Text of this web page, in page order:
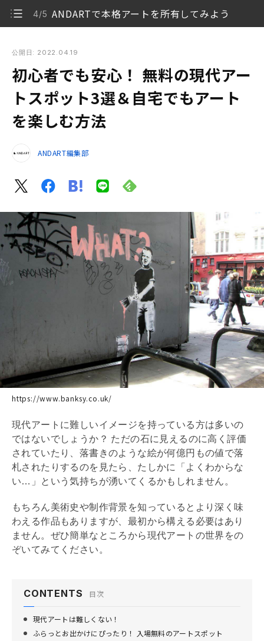
4/5 ANDARTで本格アートを所有してみよう
ートを楽しむ方法
1/5 現代アートは難しくない！
ふらっとお出かけにぴったり！ 入場無料のアートス
ポット
3/5
公開日: 2022.04.19
初心者でも安心！ 無料の現代アー
トスポット3選＆自宅でもアート
を楽しむ方法
ANDART編集部
https://www.banksy.co.uk/
現代アートに難しいイメージを持っている方は多いの
ではないでしょうか？ ただの石に見えるのに高く評価
されていたり、落書きのような絵が何億円もの値で落
札されたりするのを見たら、たしかに「よくわからな
い…」という気持ちが湧いてくるかもしれません。
もちろん美術史や制作背景を知っているとより深く味
わえる作品もありますが、最初から構える必要はあり
ません。ぜひ簡単なところから現代アートの世界をの
ぞいてみてください。
CONTENTS 目次
現代アートは難しくない！
ふらっとお出かけにぴったり！ 入場無料のアートスポット